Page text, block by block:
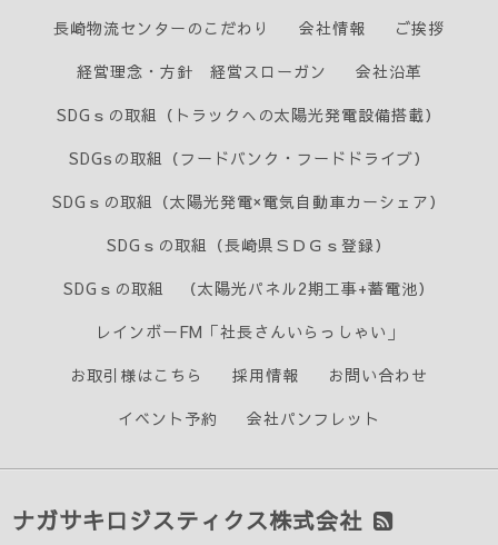
長崎物流センターのこだわり
会社情報
ご挨拶
経営理念・方針 経営スローガン
会社沿革
SDGｓの取組（トラックへの太陽光発電設備搭載）
SDGsの取組（フードバンク・フードドライブ）
SDGｓの取組（太陽光発電×電気自動車カーシェア）
SDGｓの取組（長崎県ＳＤＧｓ登録）
SDGｓの取組 （太陽光パネル2期工事+蓄電池）
レインボーFM「社長さんいらっしゃい」
お取引様はこちら
採用情報
お問い合わせ
イベント予約
会社パンフレット
ナガサキロジスティクス株式会社